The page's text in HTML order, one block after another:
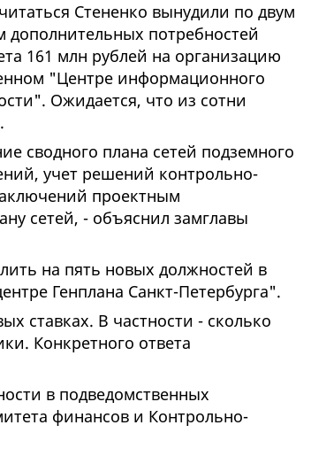
Стененко вынудили по двум
дополнительных потребностей
161 млн рублей на организацию
"Центре информационного
Ожидается, что из сотни
сводного плана сетей подземного
учет решений контрольно-
проектным
сетей, - объяснил замглавы
на пять новых должностей в
Генплана Санкт-Петербурга".
ставках. В частности - сколько
Конкретного ответа
в подведомственных
финансов и Контрольно-